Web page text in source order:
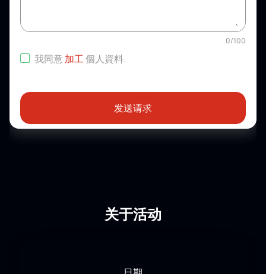
0/100
我同意加工個人資料.
发送请求
关于活动